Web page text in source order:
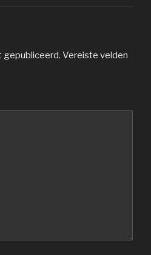
gepubliceerd. Vereiste velden